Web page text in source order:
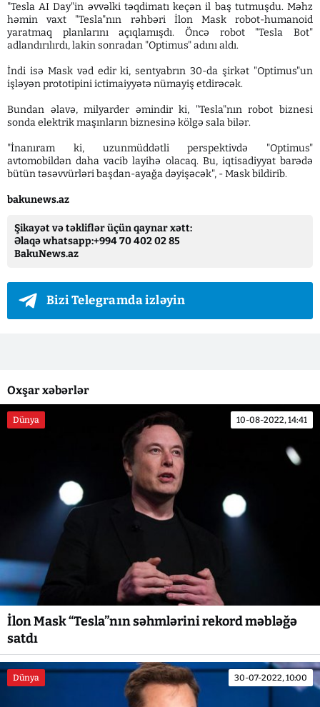
"Tesla AI Day"in əvvəlki təqdimatı keçən il baş tutmuşdu. Məhz
həmin vaxt "Tesla"nın rəhbəri İlon Mask robot-humanoid
yaratmaq planlarını açıqlamışdı. Öncə robot "Tesla Bot"
adlandırılırdı, lakin sonradan "Optimus" adını aldı.
İndi isə Mask vəd edir ki, sentyabrın 30-da şirkət "Optimus"un
işləyən prototipini ictimaiyyətə nümayiş etdirəcək.
Bundan əlavə, milyarder əmindir ki, "Tesla"nın robot biznesi
sonda elektrik maşınların biznesinə kölgə sala bilər.
"İnanıram ki, uzunmüddətli perspektivdə "Optimus"
avtomobildən daha vacib layihə olacaq. Bu, iqtisadiyyat barədə
bütün təsəvvürləri başdan-ayağa dəyişəcək", - Mask bildirib.
bakunews.az
Şikayət və təkliflər üçün qaynar xətt:
Əlaqə whatsapp:+994 70 402 02 85
BakuNews.az
Bizi Telegramda izləyin
Oxşar xəbərlər
Dünya 10-08-2022, 14:41
İlon Mask “Tesla”nın səhmlərini rekord məbləğə
satdı
Dünya 30-07-2022, 10:00